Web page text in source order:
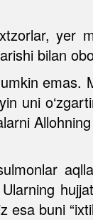
yer
bilan
emas.
uni
buni